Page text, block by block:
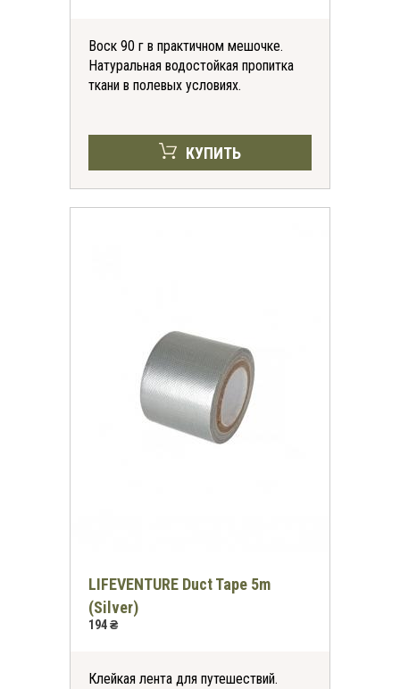
Воск 90 г в практичном мешочке.
Натуральная водостойкая пропитка
ткани в полевых условиях.
КУПИТЬ
LIFEVENTURE Duct Tape 5m
(Silver)
194 ₴
Клейкая лента для путешествий.